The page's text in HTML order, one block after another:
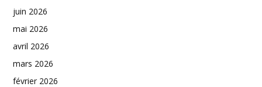
juin 2026
mai 2026
avril 2026
mars 2026
février 2026